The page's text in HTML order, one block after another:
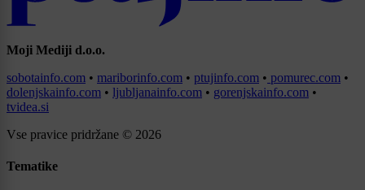
Moji Mediji d.o.o.
sobotainfo.com • mariborinfo.com • ptujinfo.com • pomurec.com •
dolenjskainfo.com • ljubljanainfo.com • gorenjskainfo.com •
tvidea.si
Vse pravice pridržane © 2026
Tematike